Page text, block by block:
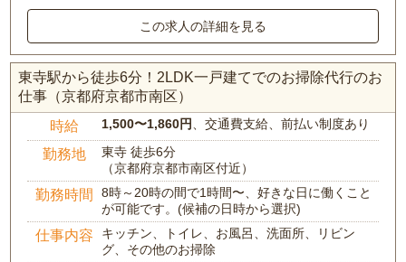
この求人の詳細を見る
東寺駅から徒歩6分！2LDK一戸建てでのお掃除代行のお
仕事（京都府京都市南区）
時給 1,500〜1,860円 、交通費支給、前払い制度あり
勤務地
東寺 徒歩6分
（京都府京都市南区付近）
勤務時間
8時～20時の間で1時間〜、好きな日に働くこと
が可能です。(候補の日時から選択)
仕事内容
キッチン、トイレ、お風呂、洗面所、リビン
グ、その他のお掃除